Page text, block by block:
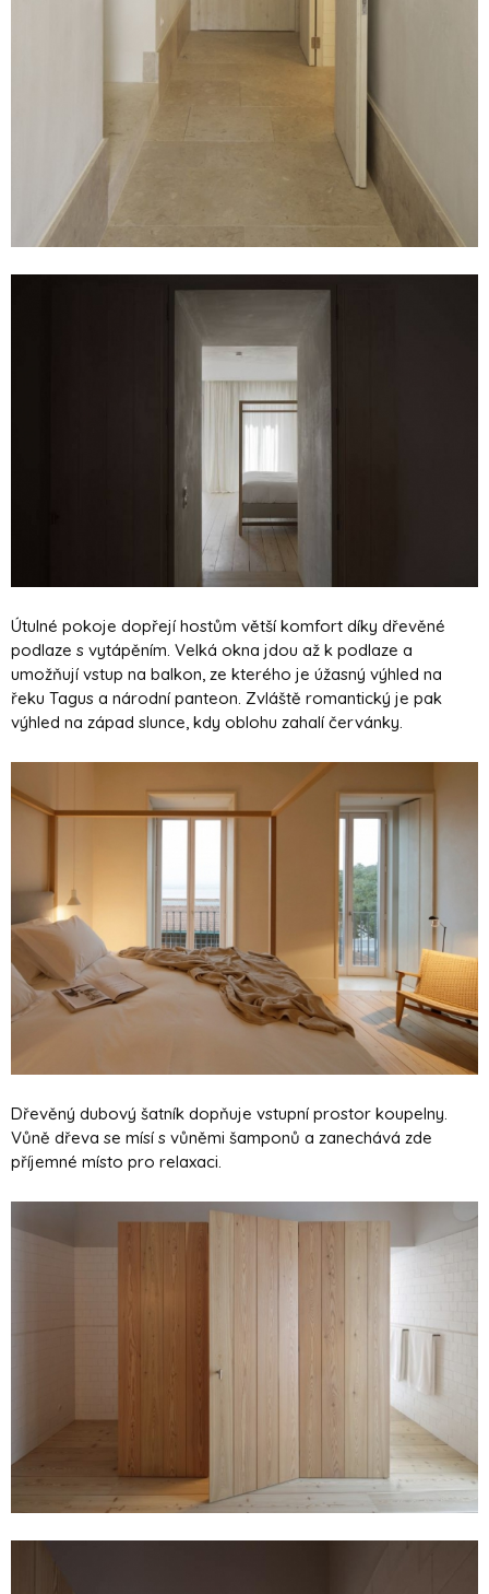
Útulné pokoje dopřejí hostům větší komfort díky dřevěné
podlaze s vytápěním. Velká okna jdou až k podlaze a
umožňují vstup na balkon, ze kterého je úžasný výhled na
řeku Tagus a národní panteon. Zvláště romantický je pak
výhled na západ slunce, kdy oblohu zahalí červánky.
Dřevěný dubový šatník dopňuje vstupní prostor koupelny.
Vůně dřeva se mísí s vůněmi šamponů a zanechává zde
příjemné místo pro relaxaci.